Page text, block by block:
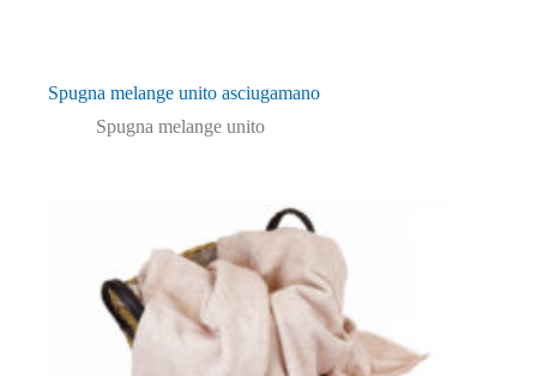
Spugna melange unito asciugamano
Spugna melange unito